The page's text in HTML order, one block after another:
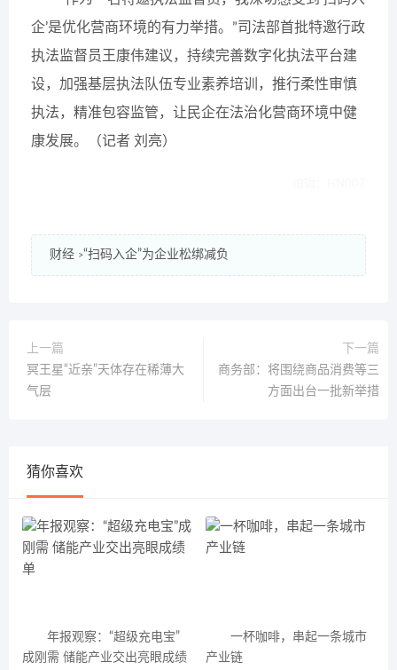
企’是优化营商环境的有力举措。”司法部首批特邀行政
执法监督员王康伟建议，持续完善数字化执法平台建
设，加强基层执法队伍专业素养培训，推行柔性审慎
执法，精准包容监管，让民企在法治化营商环境中健
康发展。（记者 刘亮）
财经 >“扫码入企”为企业松绑减负
上一篇
冥王星“近亲”天体存在稀薄大
气层
下一篇
商务部：将围绕商品消费等三
方面出台一批新举措
猜你喜欢
年报观察：“超级充电宝”
成刚需 储能产业交出亮眼成绩
一杯咖啡，串起一条城市
产业链